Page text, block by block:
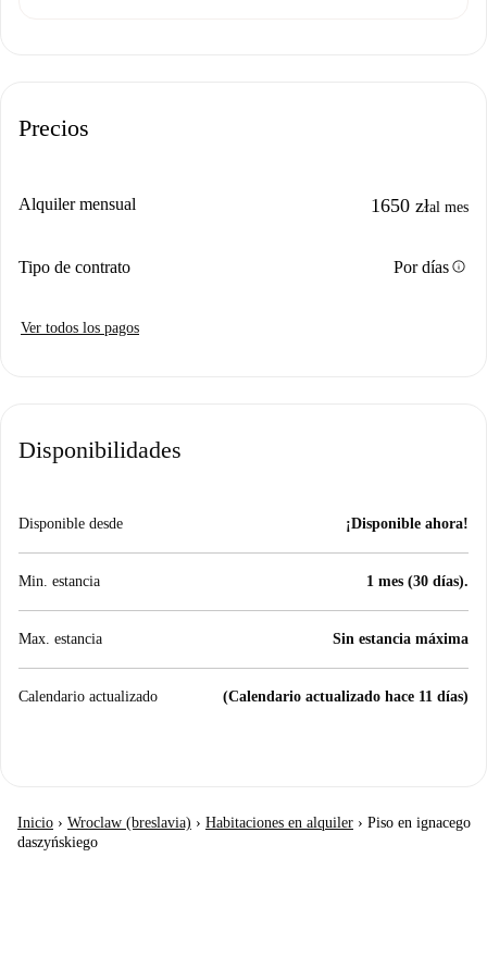
Precios
Alquiler mensual 1650 złal mes
Tipo de contrato Por díasinfo
Ver todos los pagos
Disponibilidades
Disponible desde ¡Disponible ahora!
Min. estancia 1 mes (30 días).
Max. estancia Sin estancia máxima
Calendario actualizado (Calendario actualizado hace 11 días)
Inicio › Wroclaw (breslavia) › Habitaciones en alquiler › Piso en ignacego
daszyńskiego